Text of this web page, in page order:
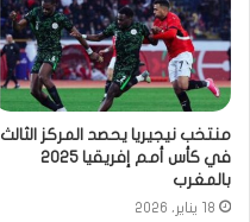
منتخب نيجيريا يحصد المركز الثالث
في كأس أمم إفريقيا 2025
بالمغرب
18 يناير، 2026